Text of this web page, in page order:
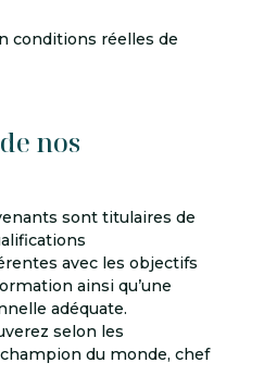
conditions réelles de
nos
sont titulaires de
avec les objectifs
ainsi qu’une
adéquate.
selon les
du monde, chef